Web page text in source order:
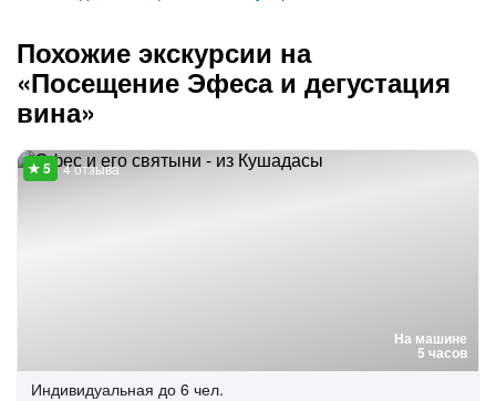
Похожие экскурсии на
«Посещение Эфеса и дегустация
вина»
На машине
5 часов
4 отзыва
Индивидуальная до 6 чел.